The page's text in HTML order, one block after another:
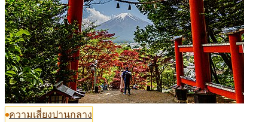
ความเสี่ยงปานกลาง